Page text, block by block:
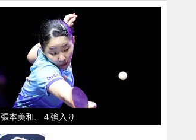
張本美和、４強入り